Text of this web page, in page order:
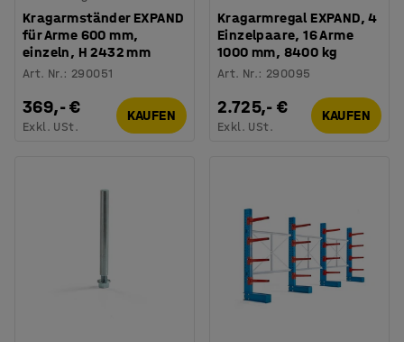
Kragarmständer EXPAND
für Arme 600 mm,
einzeln, H 2432 mm
Art. Nr.: 290051
369,- €
Exkl. USt.
KAUFEN
Kragarmregal EXPAND, 4
Einzelpaare, 16 Arme
1000 mm, 8400 kg
Art. Nr.: 290095
2.725,- €
Exkl. USt.
KAUFEN